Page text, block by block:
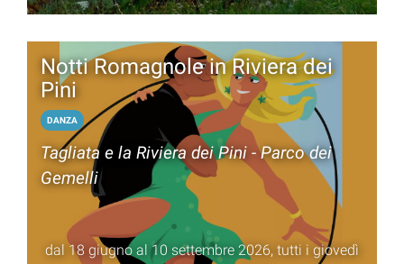
artigianale
Notti Romagnole in Riviera dei
Pini
DANZA
Tagliata e la Riviera dei Pini - Parco dei
Gemelli
dal 18 giugno al 10 settembre 2026, tutti i giovedì